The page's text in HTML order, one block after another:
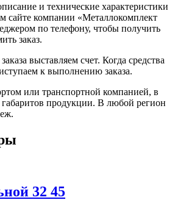
и технические характеристики
сайте компании «Металлокомплект
по телефону, чтобы получить
заказ.
выставляем счет. Когда средства
к выполнению заказа.
или транспортной компанией, в
габаритов продукции. В любой регион
32 45